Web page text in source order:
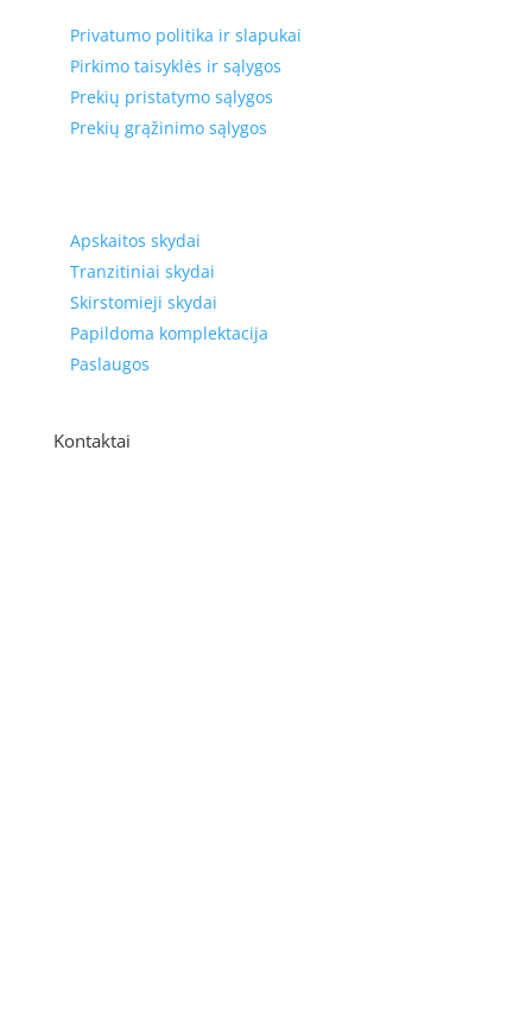
Privatumo politika ir slapukai
Pirkimo taisyklės ir sąlygos
Prekių pristatymo sąlygos
Prekių grąžinimo sąlygos
Apskaitos skydai
Tranzitiniai skydai
Skirstomieji skydai
Papildoma komplektacija
Paslaugos
Kontaktai